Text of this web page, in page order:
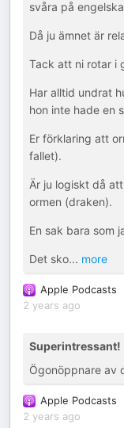
svåra på
Då ju ämnet är
Tack att ni rotar i
Har alltid undrat
hon inte hade en
Er förklaring att
fallet).
Är ju logiskt då
ormen (draken).
En sak bara som
Det sko... more
Apple Podcasts
2 years ago
Superintressant!
Ögonöppnare av
Apple Podcasts
2 years ago